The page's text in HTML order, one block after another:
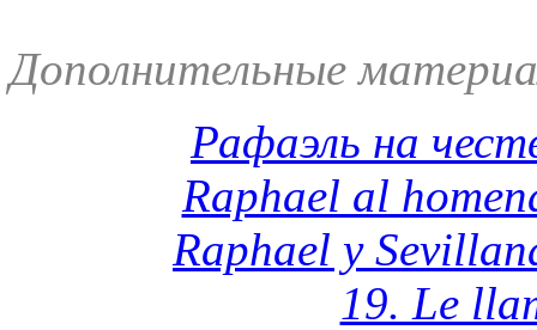
Дополнительные
Рафаэль на
Raphael al
Raphael y
19. Le